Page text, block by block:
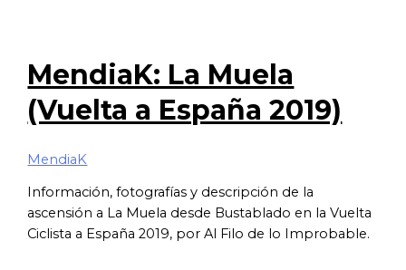
MendiaK: La Muela
(Vuelta a España 2019)
MendiaK
Información, fotografías y descripción de la
ascensión a La Muela desde Bustablado en la Vuelta
Ciclista a España 2019, por Al Filo de lo Improbable.